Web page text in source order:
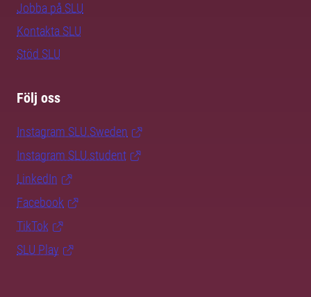
Jobba på SLU
Kontakta SLU
Stöd SLU
Följ oss
Instagram SLU.Sweden
Instagram SLU.student
LinkedIn
Facebook
TikTok
SLU Play